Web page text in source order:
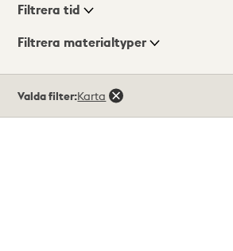
Visningsläge
Filtrera tid
Filtrera materialtyper
träffar
Valda filter:Karta